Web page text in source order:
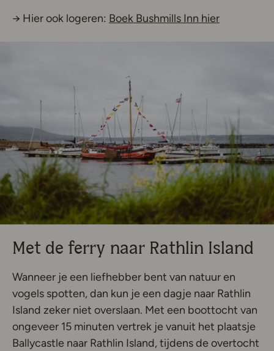
→ Hier ook logeren: Boek Bushmills Inn hierDeze link
Met de ferry naar Rathlin Island
Wanneer je een liefhebber bent van natuur en
vogels spotten, dan kun je een dagje naar Rathlin
Island zeker niet overslaan. Met een boottocht van
ongeveer 15 minuten vertrek je vanuit het plaatsje
Ballycastle naar Rathlin Island, tijdens de overtocht